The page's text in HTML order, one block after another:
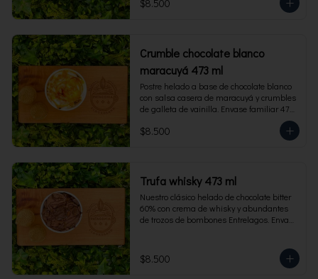
$8.500
Crumble chocolate blanco
maracuyá 473 ml
Postre helado a base de chocolate blanco
con salsa casera de maracuyá y crumbles
de galleta de vainilla. Envase familiar 473
$8.500
Trufa whisky 473 ml
Nuestro clásico helado de chocolate bitter
60% con crema de whisky y abundantes
de trozos de bombones Entrelagos. Envase
$8.500